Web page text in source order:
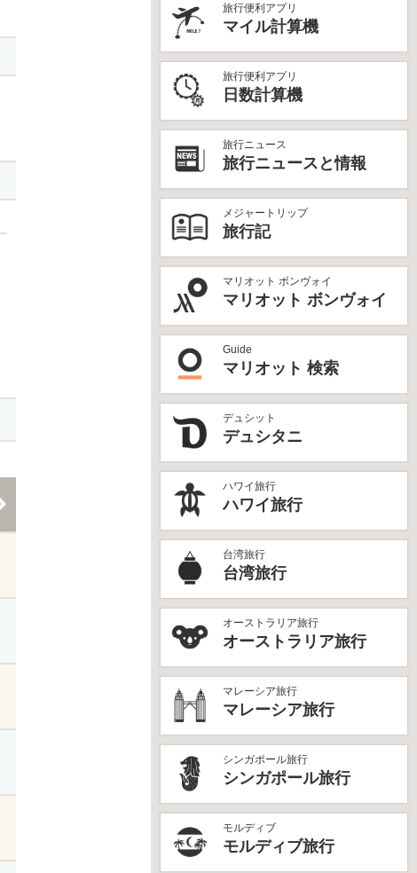
旅行便利アプリ
マイル計算機
旅行便利アプリ
日数計算機
旅行ニュース
旅行ニュースと情報
メジャートリップ
旅行記
マリオット ボンヴォイ
マリオット ボンヴォイ
Guide
マリオット 検索
デュシット
デュシタニ
ハワイ旅行
ハワイ旅行
台湾旅行
台湾旅行
オーストラリア旅行
オーストラリア旅行
マレーシア旅行
マレーシア旅行
シンガポール旅行
シンガポール旅行
モルディブ
モルディブ旅行